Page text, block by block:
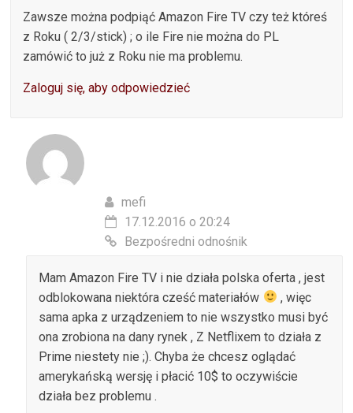
Zawsze można podpiąć Amazon Fire TV czy też któreś
z Roku ( 2/3/stick) ; o ile Fire nie można do PL
zamówić to już z Roku nie ma problemu.
Zaloguj się, aby odpowiedzieć
mefi
17.12.2016 o 20:24
Bezpośredni odnośnik
Mam Amazon Fire TV i nie działa polska oferta , jest
odblokowana niektóra cześć materiałów
, więc
sama apka z urządzeniem to nie wszystko musi być
ona zrobiona na dany rynek , Z Netflixem to działa z
Prime niestety nie ;). Chyba że chcesz oglądać
amerykańską wersję i płacić 10$ to oczywiście
działa bez problemu .